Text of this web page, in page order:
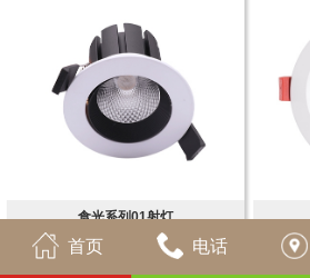
食光系列01射灯
首页 电话